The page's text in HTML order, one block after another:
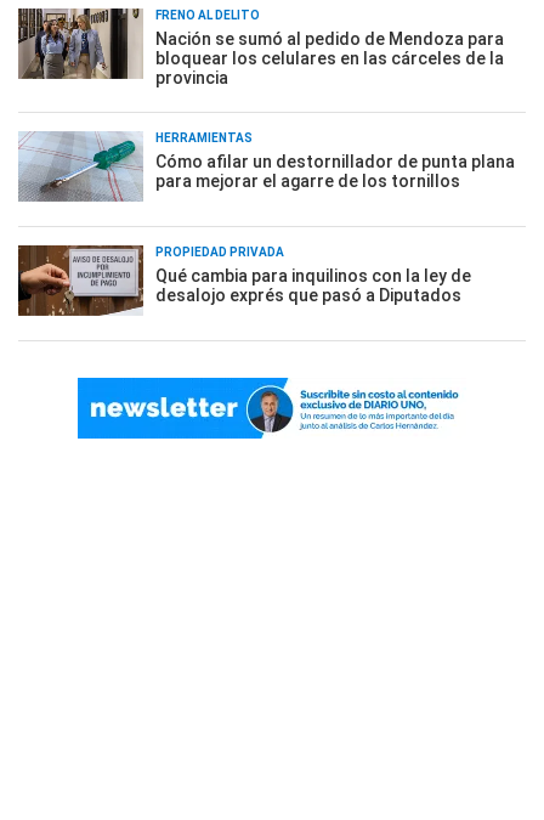
FRENO AL DELITO
Nación se sumó al pedido de Mendoza para
bloquear los celulares en las cárceles de la
provincia
HERRAMIENTAS
Cómo afilar un destornillador de punta plana
para mejorar el agarre de los tornillos
PROPIEDAD PRIVADA
Qué cambia para inquilinos con la ley de
desalojo exprés que pasó a Diputados